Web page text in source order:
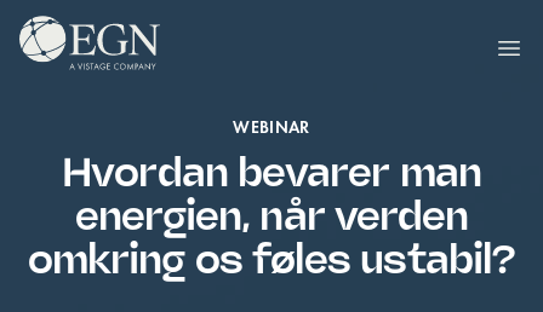
Spring til indhold
Executives' Global Network
WEBINAR
Hvordan bevarer man
energien, når verden
omkring os føles ustabil?